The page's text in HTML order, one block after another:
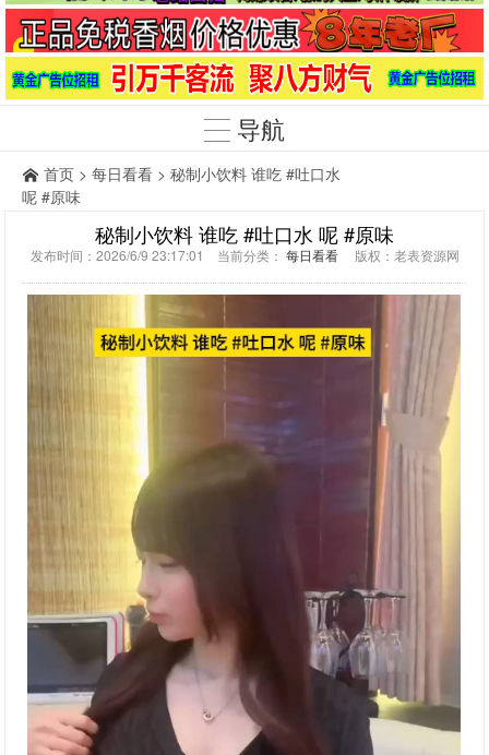
导航
首页 > 每日看看 > 秘制小饮料 谁吃 #吐口水
呢 #原味
秘制小饮料 谁吃 #吐口水 呢 #原味
发布时间：2026/6/9 23:17:01 当前分类： 每日看看版权：老表资源网